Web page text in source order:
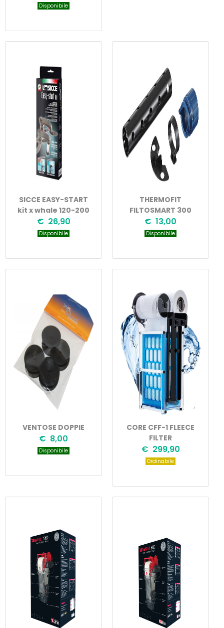
Disponibile
SICCE EASY-START
kit x whale 120-200
€ 26,90
Disponibile
THERMOFIT
FILTOSMART 300
€ 13,00
Disponibile
VENTOSE DOPPIE
€ 8,00
Disponibile
CORE CFF-1 FLEECE
FILTER
€ 299,90
Ordinabile